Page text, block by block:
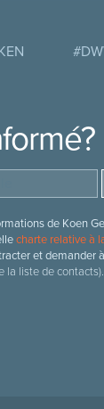
de Koen
charte relative à
et demander
la liste de contacts).